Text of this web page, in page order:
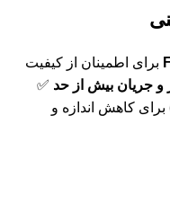
برای اطمینان از کیفیت
و جریان بیش از حد ✅
برای کاهش اندازه و